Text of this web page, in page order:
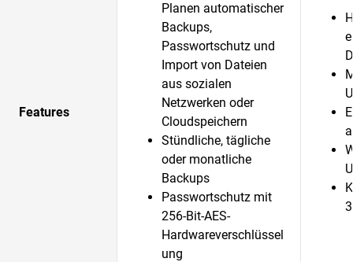
Features
Planen automatischer
Backups,
Passwortschutz und
Import von Dateien
aus sozialen
Netzwerken oder
Cloudspeichern
Stündliche, tägliche
oder monatliche
Backups
Passwortschutz mit
256-Bit-AES-
Hardwareverschlüssel
ung